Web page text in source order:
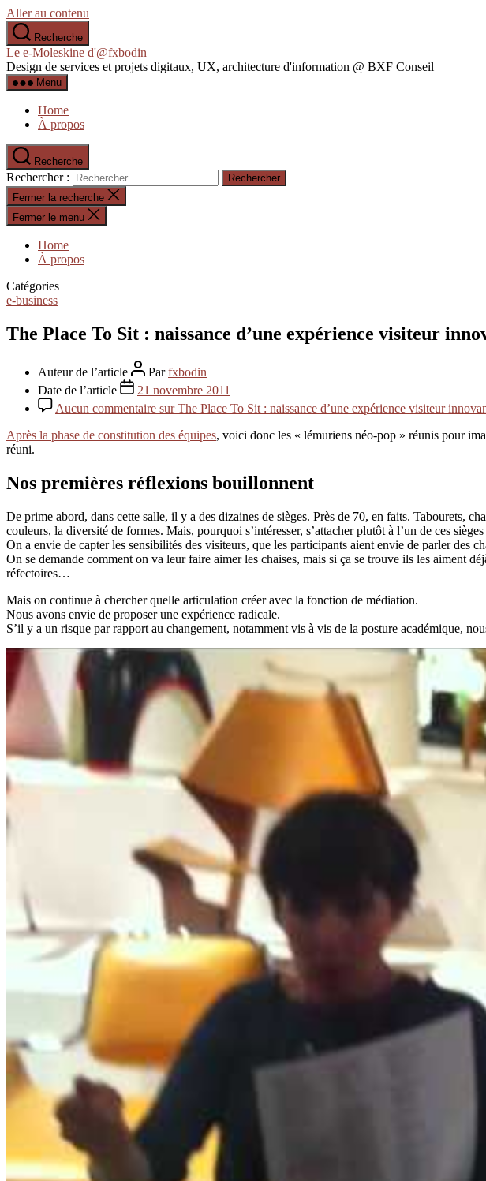
Aller au contenu
Recherche
Le e-Moleskine d'@fxbodin
Design de services et projets digitaux, UX, architecture d'information @ BXF Conseil
Menu
Home
À propos
Recherche
Rechercher :
Fermer la recherche
Fermer le menu
Home
À propos
Catégories
e-business
The Place To Sit : naissance d’une expérience visiteur
Auteur de l’article Parfxbodin
Date de l’article
21 novembre 2011
Aucun commentaire sur The Place To Sit : naissance d’une expérience visiteur
Après la phase de constitution des équipes, voici donc les « lémuriens néo-pop » réunis pour
réuni.
Nos premières réflexions bouillonnent
De prime abord, dans cette salle, il y a des dizaines de sièges. Près de 70, en faits. Tabourets,
couleurs, la diversité de formes. Mais, pourquoi s’intéresser, s’attacher plutôt à l’un de ces
On a envie de capter les sensibilités des visiteurs, que les participants aient envie de parler des
On se demande comment on va leur faire aimer les chaises, mais si ça se trouve ils les aiment
réfectoires…
Mais on continue à chercher quelle articulation créer avec la fonction de médiation.
Nous avons envie de proposer une expérience radicale.
S’il y a un risque par rapport au changement, notamment vis à vis de la posture académique,